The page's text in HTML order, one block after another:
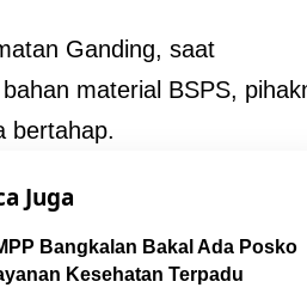
Ganding, saat
material BSPS,
bertahap.
Juga
Bangkalan Bakal Ada Posko
Kesehatan Terpadu